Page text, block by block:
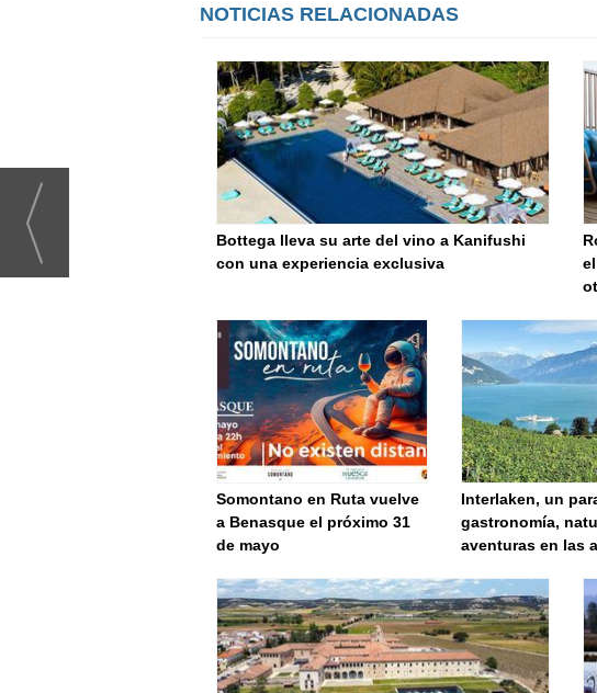
NOTICIAS RELACIONADAS
Bottega lleva su arte del vino a Kanifushi
con una experiencia exclusiva
Somontano en Ruta vuelve
a Benasque el próximo 31
de mayo
Interlaken, un
gastronomía,
aventuras en las